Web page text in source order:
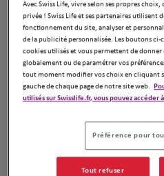
Naviguer
Avec Swiss Life, vivre selon ses propres choix,
privée ! Swiss Life et ses partenaires utilisent
fonctionnement du site, analyser et
de la publicité personnalisée. Les boutons
cookies utilisés et vous permettent de
globalement ou de paramétrer vos
tout moment modifier vos choix en cliquant
gauche de chaque page de notre site web.
utilisés sur Swisslife.fr, vous pouvez accéder
Préférence pour
Tout refuser